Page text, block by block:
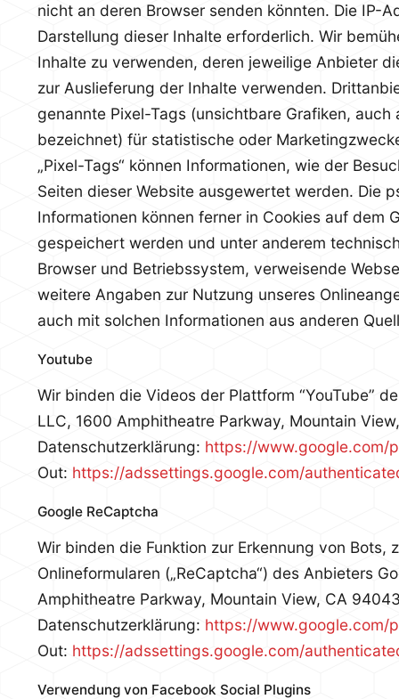
nicht an deren Browser senden könnten. Die IP-
Darstellung dieser Inhalte erforderlich. Wir
Inhalte zu verwenden, deren jeweilige Anbieter
zur Auslieferung der Inhalte verwenden.
genannte Pixel-Tags (unsichtbare Grafiken, auch
bezeichnet) für statistische oder
„Pixel-Tags“ können Informationen, wie der
Seiten dieser Website ausgewertet werden. Die
Informationen können ferner in Cookies auf dem
gespeichert werden und unter anderem
Browser und Betriebssystem, verweisende
weitere Angaben zur Nutzung unseres
auch mit solchen Informationen aus anderen
Youtube
Wir binden die Videos der Plattform “YouTube”
LLC, 1600 Amphitheatre Parkway, Mountain
Datenschutzerklärung: https://www.google.com/
Out: https://adssettings.google.com/
Google ReCaptcha
Wir binden die Funktion zur Erkennung von Bots,
Onlineformularen („ReCaptcha“) des Anbieters
Amphitheatre Parkway, Mountain View, CA
Datenschutzerklärung: https://www.google.com/
Out: https://adssettings.google.com/
Verwendung von Facebook Social Plugins